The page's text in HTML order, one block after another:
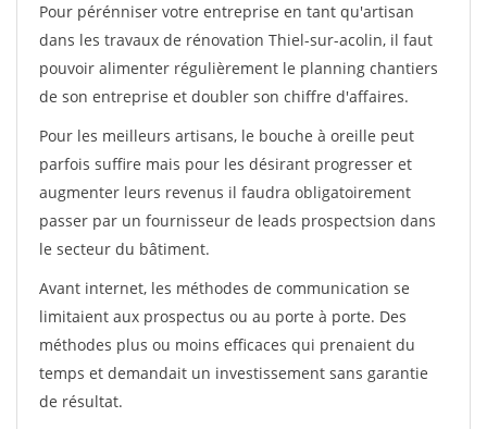
Pour pérénniser votre entreprise en tant qu'artisan
dans les travaux de rénovation Thiel-sur-acolin, il faut
pouvoir alimenter régulièrement le planning chantiers
de son entreprise et doubler son chiffre d'affaires.
Pour les meilleurs artisans, le bouche à oreille peut
parfois suffire mais pour les désirant progresser et
augmenter leurs revenus il faudra obligatoirement
passer par un fournisseur de leads prospectsion dans
le secteur du bâtiment.
Avant internet, les méthodes de communication se
limitaient aux prospectus ou au porte à porte. Des
méthodes plus ou moins efficaces qui prenaient du
temps et demandait un investissement sans garantie
de résultat.